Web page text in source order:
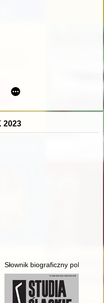
polskiej krytyki muzycznej
2023
Polskiego
Słownik biograficzny polskiego